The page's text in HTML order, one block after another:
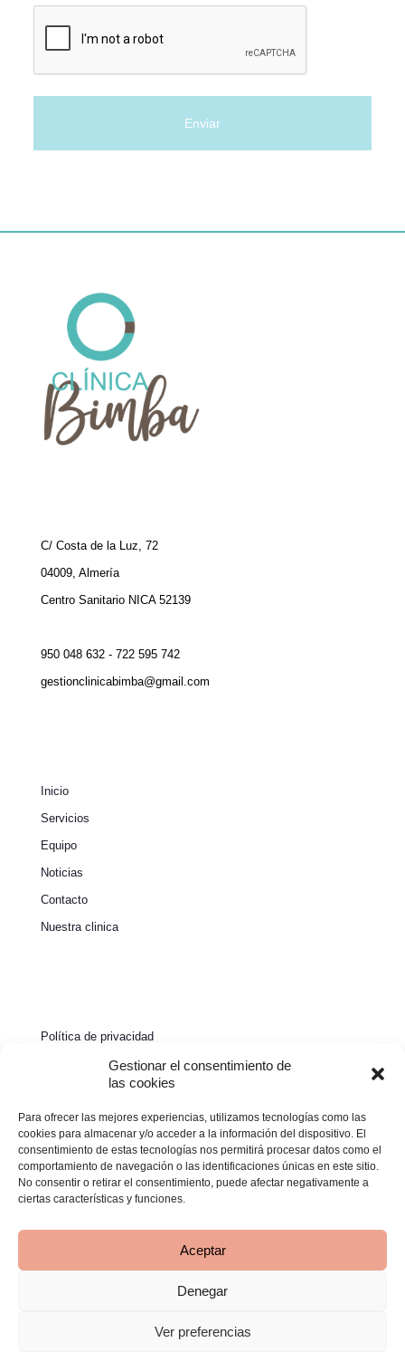
Gestionar el consentimiento de
las cookies
Para ofrecer las mejores experiencias, utilizamos tecnologías como las
cookies para almacenar y/o acceder a la información del dispositivo. El
consentimiento de estas tecnologías nos permitirá procesar datos como el
comportamiento de navegación o las identificaciones únicas en este sitio.
No consentir o retirar el consentimiento, puede afectar negativamente a
ciertas características y funciones.
Aceptar
Denegar
Ver preferencias
C/ Costa de la Luz, 72
04009, Almería
Centro Sanitario NICA 52139
950 048 632 - 722 595 742
gestionclinicabimba@gmail.com
Inicio
Servicios
Equipo
Noticias
Contacto
Nuestra clinica
Política de privacidad
Política de cookies
Declaración de accesibilidad
Desarrollado porTOOOLS